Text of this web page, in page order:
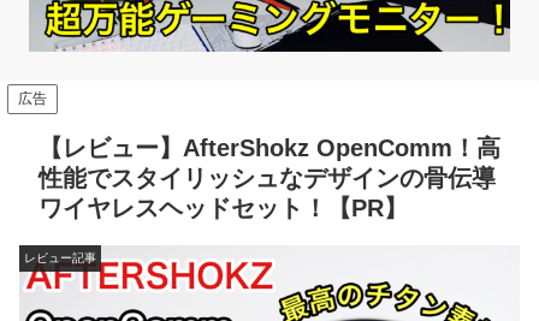
広告
【レビュー】AfterShokz OpenComm！高
性能でスタイリッシュなデザインの骨伝導
ワイヤレスヘッドセット！【PR】
レビュー記事